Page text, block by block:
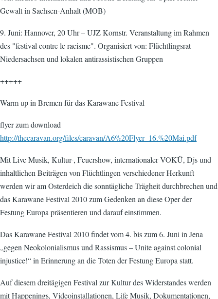
Gewalt in Sachsen-Anhalt (MOB)
9. Juni: Hannover, 20 Uhr – UJZ Kornstr. Veranstaltung im Rahmen
des "festival contre le racisme". Organisiert von: Flüchtlingsrat
Niedersachsen und lokalen antirassistischen Gruppen
+++++
Warm up in Bremen für das Karawane Festival
flyer zum download
http://thecaravan.org/files/caravan/A6%20Flyer_16.%20Mai.pdf
Mit Live Musik, Kultur-, Feuershow, internationaler VOKÜ, Djs und
inhaltlichen Beiträgen von Flüchtlingen verschiedener Herkunft
werden wir am Osterdeich die sonntägliche Trägheit durchbrechen und
das Karawane Festival 2010 zum Gedenken an diese Oper der
Festung Europa präsentieren und darauf einstimmen.
Das Karawane Festival 2010 findet vom 4. bis zum 6. Juni in Jena
„gegen Neokolonialismus und Rassismus – Unite against colonial
injustice!“ in Erinnerung an die Toten der Festung Europa statt.
Auf diesem dreitägigen Festival zur Kultur des Widerstandes werden
mit Happenings, Videoinstallationen, Life Musik, Dokumentationen,